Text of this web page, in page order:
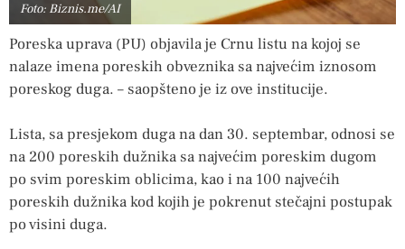
Foto: Biznis.me/AI
Poreska uprava (PU) objavila je Crnu listu na kojoj se
nalaze imena poreskih obveznika sa najvećim iznosom
poreskog duga. – saopšteno je iz ove institucije.
Lista, sa presjekom duga na dan 30. septembar, odnosi se
na 200 poreskih dužnika sa najvećim poreskim dugom
po svim poreskim oblicima, kao i na 100 najvećih
poreskih dužnika kod kojih je pokrenut stečajni postupak
po visini duga.